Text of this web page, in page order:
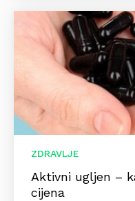
ZDRAVLJE
Aktivni ugljen –
cijena